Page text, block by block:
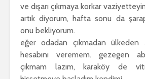
ve dışarı çıkmaya korkar
artık diyorum, hafta sonu da
onu bekliyorum.
eğer odadan çıkmadan ülkeden
hesabını veremem. gezegen
çıkmam lazım, karaköy de